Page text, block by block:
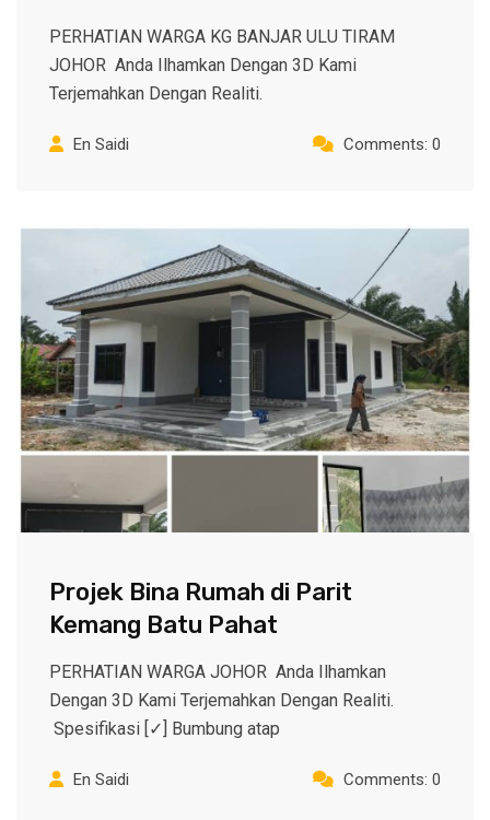
PERHATIAN WARGA KG BANJAR ULU TIRAM
JOHOR Anda Ilhamkan Dengan 3D Kami
Terjemahkan Dengan Realiti.
En Saidi Comments: 0
Projek Bina Rumah di Parit
Kemang Batu Pahat
PERHATIAN WARGA JOHOR Anda Ilhamkan
Dengan 3D Kami Terjemahkan Dengan Realiti.
Spesifikasi [✓] Bumbung atap
En Saidi Comments: 0